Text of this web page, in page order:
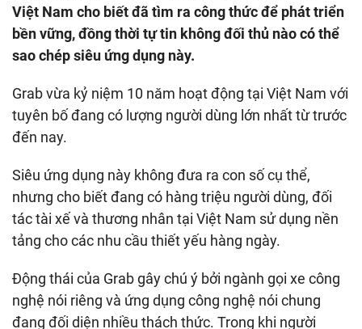
Việt Nam cho biết đã tìm ra công thức để phát triển
bền vững, đồng thời tự tin không đối thủ nào có thể
sao chép siêu ứng dụng này.
Grab vừa kỷ niệm 10 năm hoạt động tại Việt Nam với
tuyên bố đang có lượng người dùng lớn nhất từ trước
đến nay.
Siêu ứng dụng này không đưa ra con số cụ thể,
nhưng cho biết đang có hàng triệu người dùng, đối
tác tài xế và thương nhân tại Việt Nam sử dụng nền
tảng cho các nhu cầu thiết yếu hàng ngày.
Động thái của Grab gây chú ý bởi ngành gọi xe công
nghệ nói riêng và ứng dụng công nghệ nói chung
đang đối diện nhiều thách thức. Trong khi người